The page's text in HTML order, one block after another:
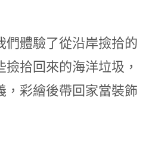
體驗了從沿岸撿拾的
拾回來的海洋垃圾，
，彩繪後帶回家當裝飾